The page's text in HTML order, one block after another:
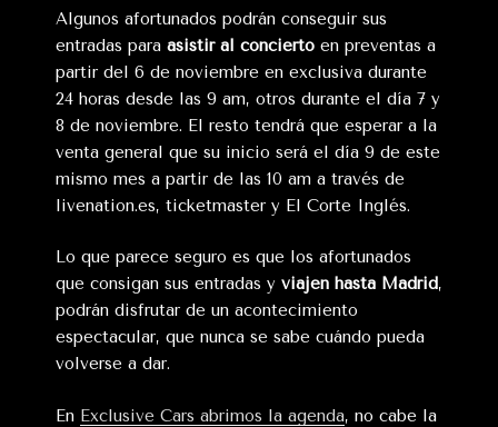
Algunos afortunados podrán conseguir sus
entradas para asistir al concierto en preventas a
partir del 6 de noviembre en exclusiva durante
24 horas desde las 9 am, otros durante el día 7 y
8 de noviembre. El resto tendrá que esperar a la
venta general que su inicio será el día 9 de este
mismo mes a partir de las 10 am a través de
livenation.es, ticketmaster y El Corte Inglés.
Lo que parece seguro es que los afortunados
que consigan sus entradas y viajen hasta Madrid,
podrán disfrutar de un acontecimiento
espectacular, que nunca se sabe cuándo pueda
volverse a dar.
En Exclusive Cars abrimos la agenda, no cabe la